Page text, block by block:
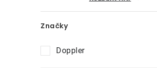
a
n
n
í
Značky
Doppler